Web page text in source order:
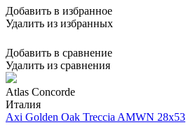
Добавить в избранное
Удалить из избранных
Добавить в сравнение
Удалить из сравнения
Atlas Concorde
Италия
Axi Golden Oak Treccia AMWN 28x53